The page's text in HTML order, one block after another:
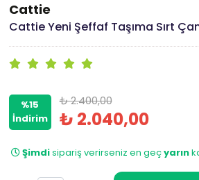
Cattie
Cattie Yeni Şeffaf Taşıma Sırt
%15
İndirim
₺ 2.400,00
₺ 2.040,00
Şimdisipariş verirseniz en geçyarın